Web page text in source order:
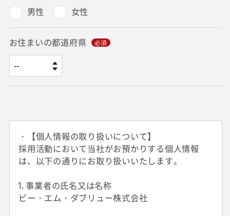
男性
女性
お住まいの都道府県
・【個人情報の取り扱いについて】
採用活動において当社がお預かりする個人情報
は、以下の通りにお取り扱いいたします。
1. 事業者の氏名又は名称
ビー・エム・ダブリュー株式会社